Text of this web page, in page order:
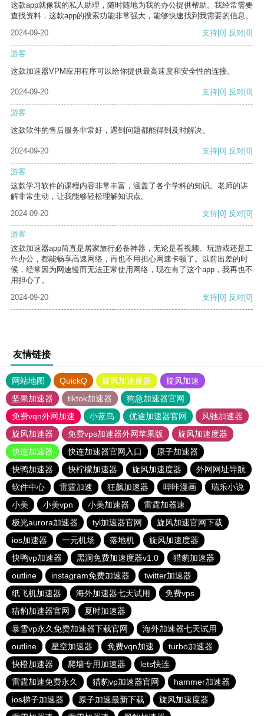
这款app就像我的私人助理，随时随地为我的办公提供帮助。我经常需要
查找资料，这款app的搜索功能非常强大，能够快速找到我需要的信息。
2024-09-20
支持[0] 反对[0]
游客
这款加速器VPM应用程序可以给你提供最高速度和安全性的连接。
2024-09-20 支持[0] 反对[0]
游客
这款软件的售后服务非常好，遇到问题都能得到及时解决。
2024-09-20 支持[0] 反对[0]
游客
这款学习软件的课程内容非常丰富，涵盖了各个学科的知识。老师的讲
解非常生动，让我能够轻松理解知识点。
2024-09-20
支持[0] 反对[0]
游客
这款加速器app简直是居家旅行必备神器，无论是看视频、玩游戏还是工
作办公，都能畅享高速网络，再也不用担心网速卡顿了。以前出差的时
候，经常因为网速慢而无法正常使用网络，现在有了这个app，我再也不
用担心了。
2024-09-20
支持[0] 反对[0]
友情链接
网站地图 QuickQ 旋风加速度器
旋风加速
坚果加速器
tiktok加速器
狗急加速器官网
免费vqn外网加速
小蓝鸟 优途加速器官网
风驰加速器
旋风加速器
免费vps加速器外网苹果版
旋风加速度器
快连加速器
快连加速器官网入口
原子加速器
快鸭加速器
快柠檬加速器 旋风加速度器
外网网址导航
软件中心
雷霆加速 狂飙加速器 哔咔漫画
瑞乐小说
小美
小美vpn 小美加速器
雷霆加器速
极光aurora加速器
tyl加速器官网
旋风加速官网下载
ios加速器
一元机场 落地机
旋风加速度器
快鸭vp加速器
黑洞免费加速度器v1.0
猎豹加速器
outline
instagram免费加速器
twitter加速器
纸飞机加速器
海外加速器七天试用
免费vps
猎豹加速器官网
夏时加速器
暴雪vp永久免费加速器下载官网
海外加速器七天试用
outline
星空加速器 免费vqn加速
turbo加速器
快橙加速器
爬墙专用加速器
lets快连
雷霆加速免费永久
猎豹vp加速器官网
hammer加速器
ios梯子加速器
原子加速最新下载
旋风加速度器